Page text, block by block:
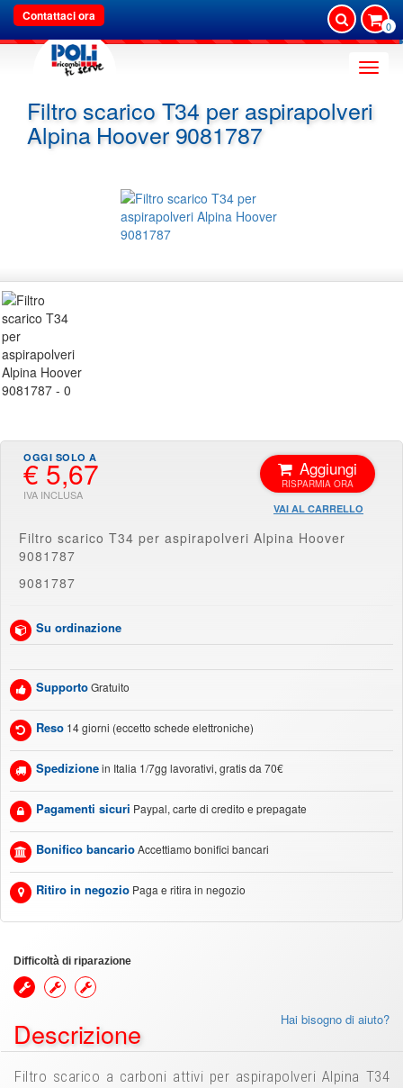
Contattaci ora
0
Toggle
Filtro scarico T34 per aspirapolveri
Alpina Hoover 9081787
€ 5,67 Aggiungi
VAI AL CARRELLO
Filtro scarico T34 per aspirapolveri Alpina Hoover
9081787
9081787
Su ordinazione
SupportoGratuito
Reso 14 giorni (eccetto schede elettroniche)
Spedizionein Italia 1/7gg lavorativi, gratis da 70€
Pagamenti sicuri Paypal, carte di credito e prepagate
Bonifico bancarioAccettiamo bonifici bancari
Ritiro in negozio Paga e ritira in negozio
Difficoltà di riparazione
Hai bisogno di aiuto?
Descrizione
Filtro scarico a carboni attivi per aspirapolveri Alpina T34